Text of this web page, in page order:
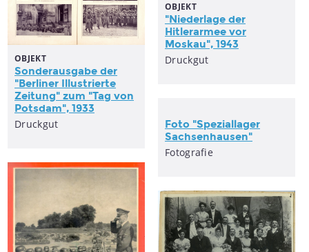
OBJEKT
"Niederlage der
Hitlerarmee vor
Moskau", 1943
Druckgut
OBJEKT
Sonderausgabe der
"Berliner Illustrierte
Zeitung" zum "Tag von
Potsdam", 1933
Druckgut
Foto "Speziallager
Sachsenhausen"
Fotografie